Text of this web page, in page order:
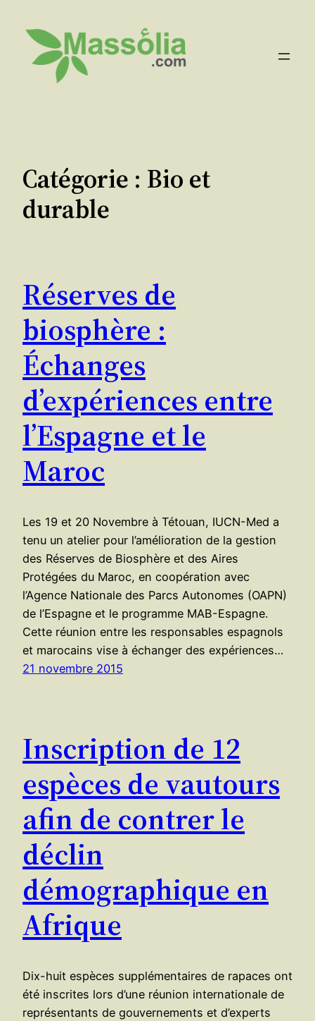
contenu
Catégorie : Bio et
durable
Réserves de
biosphère :
Échanges
d’expériences entre
l’Espagne et le
Maroc
Les 19 et 20 Novembre à Tétouan, IUCN-Med a
tenu un atelier pour l’amélioration de la gestion
des Réserves de Biosphère et des Aires
Protégées du Maroc, en coopération avec
l’Agence Nationale des Parcs Autonomes (OAPN)
de l’Espagne et le programme MAB-Espagne.
Cette réunion entre les responsables espagnols
et marocains vise à échanger des expériences…
21 novembre 2015
Inscription de 12
espèces de vautours
afin de contrer le
déclin
démographique en
Afrique
Dix-huit espèces supplémentaires de rapaces ont
été inscrites lors d’une réunion internationale de
représentants de gouvernements et d’experts